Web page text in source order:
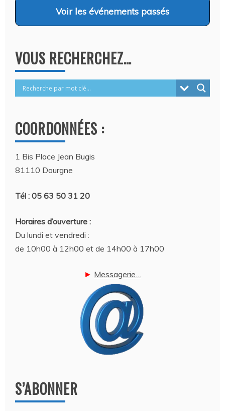
Voir les événements passés
VOUS RECHERCHEZ…
COORDONNÉES :
1 Bis Place Jean Bugis
81110 Dourgne
Tél : 05 63 50 31 20
Horaires d’ouverture :
Du lundi et vendredi :
de 10h00 à 12h00 et de 14h00 à 17h00
► Messagerie…
S’ABONNER